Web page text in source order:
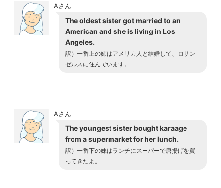
Aさん
The oldest sister got married to an
American and she is living in Los
Angeles.
訳）一番上の姉はアメリカ人と結婚して、ロサン
ゼルスに住んでいます。
Aさん
The youngest sister bought karaage
from a supermarket for her lunch.
訳）一番下の妹はランチにスーパーで唐揚げを買
ってきたよ。